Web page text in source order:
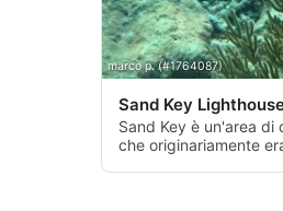
marco p. (#1764087)
Sand Key
Sand Key è un'area di
che originariamente
Comprendere il pubblico
fonti diverse
Sviluppare e migliorare i servizi
Utilizzare dati limitati per la
Caratteristiche speciali IAB: